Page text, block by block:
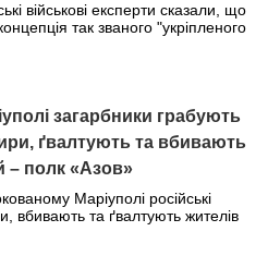
військові експерти сказали, що
так званого "укріпленого
загарбники грабують
ґвалтують та вбивають
– полк «Азов»
Маріуполі російські
вбивають та ґвалтують жителів